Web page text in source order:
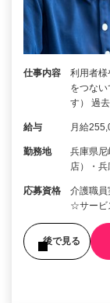
仕事内容
利用者様
をつな
す） 過
給与 月給
勤務地
兵庫県
店）・
応募資格
介護職
☆サービ
後で見る